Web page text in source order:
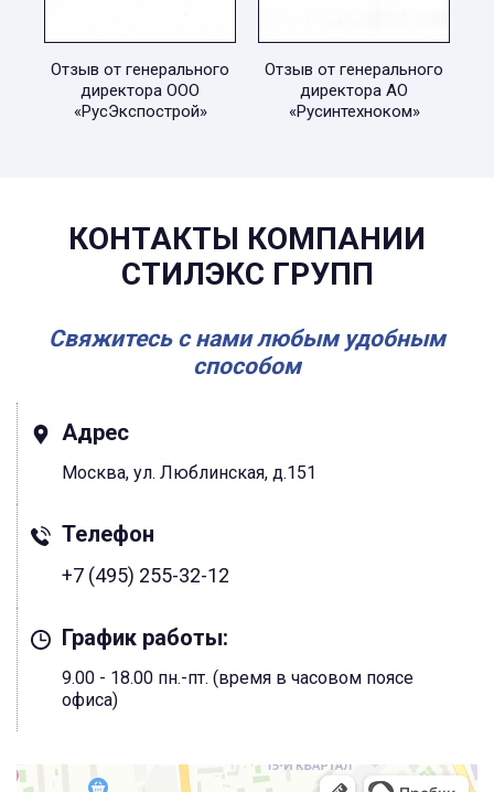
Отзыв от генерального
директора ООО
«РусЭкспострой»
Отзыв от генерального
директора АО
«Русинтехноком»
КОНТАКТЫ КОМПАНИИ
СТИЛЭКС ГРУПП
Свяжитесь с нами любым удобным
способом
Адрес
Москва, ул. Люблинская, д.151
Телефон
+7 (495) 255-32-12
График работы:
9.00 - 18.00 пн.-пт. (время в часовом поясе
офиса)